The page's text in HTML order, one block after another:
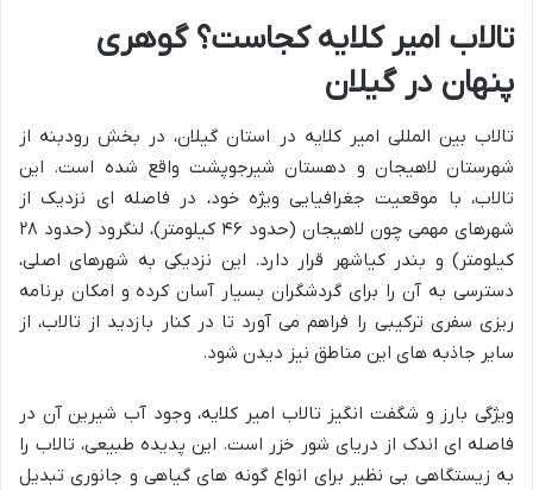
تالاب امیر کلایه کجاست؟ گوهری
پنهان در گیلان
تالاب بین المللی امیر کلایه در استان گیلان، در بخش رودبنه از
شهرستان لاهیجان و دهستان شیرجوپشت واقع شده است. این
تالاب، با موقعیت جغرافیایی ویژه خود، در فاصله ای نزدیک از
شهرهای مهمی چون لاهیجان (حدود ۴۶ کیلومتر)، لنگرود (حدود ۲۸
کیلومتر) و بندر کیاشهر قرار دارد. این نزدیکی به شهرهای اصلی،
دسترسی به آن را برای گردشگران بسیار آسان کرده و امکان برنامه
ریزی سفری ترکیبی را فراهم می آورد تا در کنار بازدید از تالاب، از
سایر جاذبه های این مناطق نیز دیدن شود.
ویژگی بارز و شگفت انگیز تالاب امیر کلایه، وجود آب شیرین آن در
فاصله ای اندک از دریای شور خزر است. این پدیده طبیعی، تالاب را
به زیستگاهی بی نظیر برای انواع گونه های گیاهی و جانوری تبدیل